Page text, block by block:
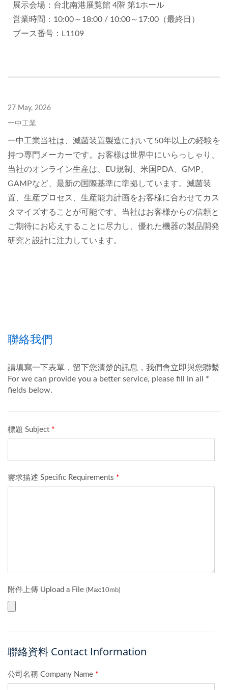
展示会場：台北南港展覧館 4階 第1ホール
営業時間：10:00～18:00 / 10:00～17:00（最終日）
ブース番号：L1109
27 May, 2026
一中工業
一中工業当社は、滅菌装置製造において50年以上の経験を
持つ専門メーカーです。お客様は世界中にいらっしゃり、
当社のオンライン生産は、EU規制、米国PDA、GMP、
GAMPなど、最新の国際基準に準拠しています。滅菌装
置、生産プロセス、生産能力計画をお客様に合わせてカス
タマイズすることが可能です。当社はお客様からの信頼と
ご期待にお応えすることに尽力し、優れた機器の製品開発
研究と設計に注力しています。